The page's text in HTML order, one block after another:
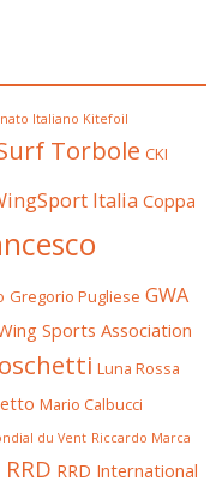
Italiano Kitefoil
Torbole CKI
Italia Coppa
Gregorio Pugliese GWA
Sports Association
Luna Rossa
Mario Calbucci
du Vent Riccardo Marca
RRD RRD International